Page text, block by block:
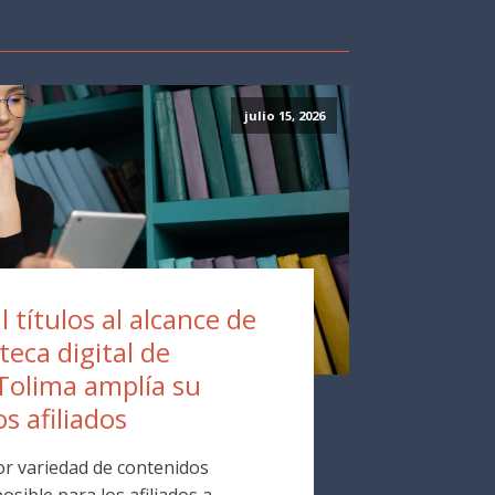
julio 15, 2026
títulos al alcance de
digital de
amplía su
afiliados
variedad de contenidos